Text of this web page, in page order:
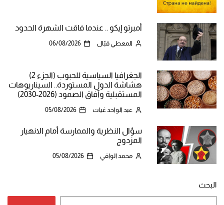
أمبرتو إيكو .. عندما فاقت الشهرة الحدود
المعطي قبّال 06/08/2026
الجغرافيا السياسية للحبوب (الجزء 2)
هشاشة الدول المستوردة.. السيناريوهات
المستقبلية وآفاق الصمود (2026-2030)
عبد الواحد غيات 05/08/2026
سؤال النظرية والممارسة أمام الانهيار
المزدوج
محمد الوافي 05/08/2026
البحث